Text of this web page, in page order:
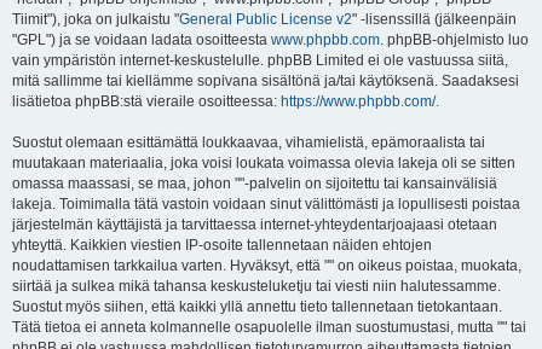
Tiimit"), joka on julkaistu "General Public License v2" -lisenssillä (jälkeenpäin
"GPL") ja se voidaan ladata osoitteesta www.phpbb.com. phpBB-ohjelmisto luo
vain ympäristön internet-keskustelulle. phpBB Limited ei ole vastuussa siitä,
mitä sallimme tai kiellämme sopivana sisältönä ja/tai käytöksenä. Saadaksesi
lisätietoa phpBB:stä vieraile osoitteessa: https://www.phpbb.com/.
Suostut olemaan esittämättä loukkaavaa, vihamielistä, epämoraalista tai
muutakaan materiaalia, joka voisi loukata voimassa olevia lakeja oli se sitten
omassa maassasi, se maa, johon ""-palvelin on sijoitettu tai kansainvälisiä
lakeja. Toimimalla tätä vastoin voidaan sinut välittömästi ja lopullisesti poistaa
järjestelmän käyttäjistä ja tarvittaessa internet-yhteydentarjoajaasi otetaan
yhteyttä. Kaikkien viestien IP-osoite tallennetaan näiden ehtojen
noudattamisen tarkkailua varten. Hyväksyt, että "" on oikeus poistaa, muokata,
siirtää ja sulkea mikä tahansa keskusteluketju tai viesti niin halutessamme.
Suostut myös siihen, että kaikki yllä annettu tieto tallennetaan tietokantaan.
Tätä tietoa ei anneta kolmannelle osapuolelle ilman suostumustasi, mutta "" tai